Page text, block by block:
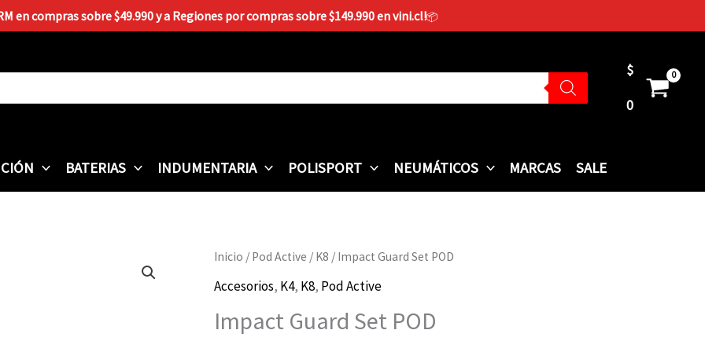
en compras sobre $49.990 y a Regiones por compras sobre $149.990 en vini.cl!📦
$
0
BATERIAS INDUMENTARIA POLISPORT NEUMÁTICOS MARCAS SALE
Inicio / Pod Active / K8 / Impact Guard Set POD
Accesorios, K4, K8, Pod Active
Impact Guard Set POD
Impact
Guard
POD